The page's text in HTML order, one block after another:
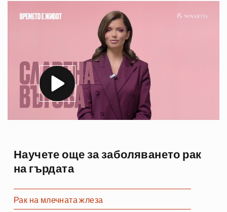
Научете още за заболяването рак
на гърдата
Рак на млечната жлеза